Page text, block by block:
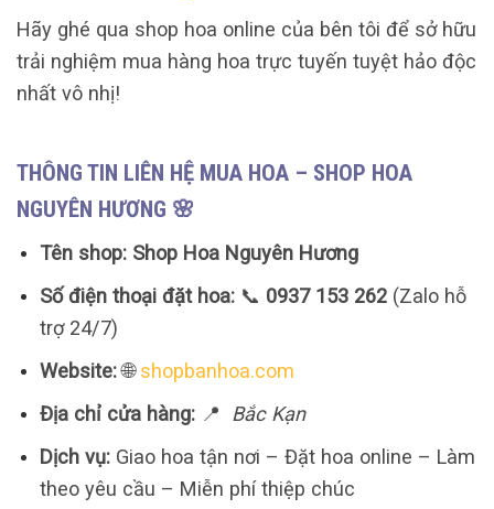
Hãy ghé qua shop hoa online của bên tôi để sở hữu
trải nghiệm mua hàng hoa trực tuyến tuyệt hảo độc
nhất vô nhị!
THÔNG TIN LIÊN HỆ MUA HOA – SHOP HOA
NGUYÊN HƯƠNG 🌸
Tên shop: Shop Hoa Nguyên Hương
Số điện thoại đặt hoa:📞 0937 153 262(Zalo hỗ
trợ 24/7)
Website:🌐shopbanhoa.com
Địa chỉ cửa hàng:📍
Bắc Kạn
Dịch vụ:Giao hoa tận nơi – Đặt hoa online – Làm
theo yêu cầu – Miễn phí thiệp chúc